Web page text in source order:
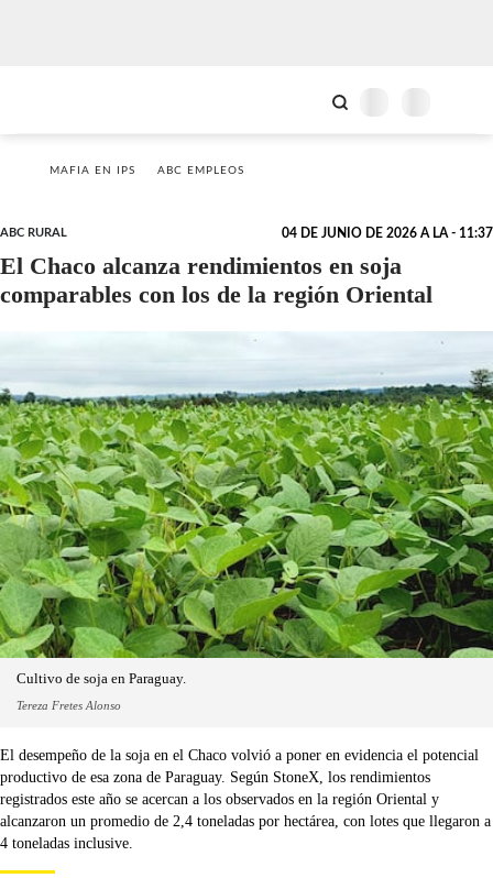
MAFIA EN IPS ABC EMPLEOS
ABC RURAL 04 DE JUNIO DE 2026 A LA - 11:37
El Chaco alcanza rendimientos en soja
comparables con los de la región Oriental
Cultivo de soja en Paraguay.
Tereza Fretes Alonso
El desempeño de la soja en el Chaco volvió a poner en evidencia el potencial
productivo de esa zona de Paraguay. Según StoneX, los rendimientos
registrados este año se acercan a los observados en la región Oriental y
alcanzaron un promedio de 2,4 toneladas por hectárea, con lotes que llegaron a
4 toneladas inclusive.